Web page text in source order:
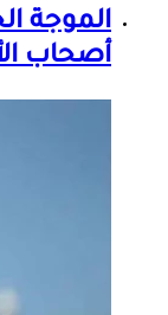
الموجة
أصحاب